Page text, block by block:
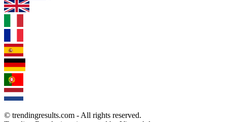
© trendingresults.com - All rights reserved.